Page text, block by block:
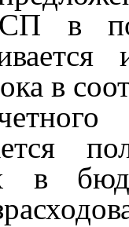
в
в
в